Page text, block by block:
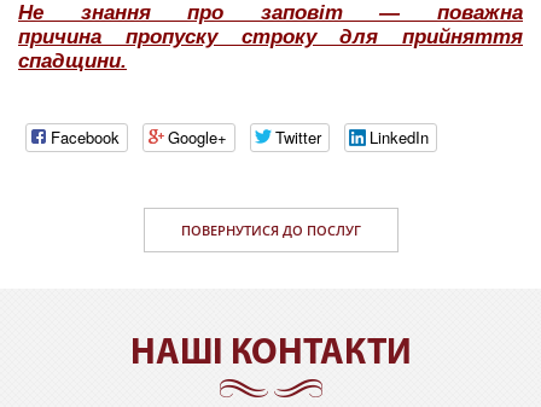
Не знання про заповіт — поважна
причина пропуску строку для прийняття
спадщини.
Facebook Google+ Twitter LinkedIn
ПОВЕРНУТИСЯ ДО ПОСЛУГ
НАШI КОНТАКТИ